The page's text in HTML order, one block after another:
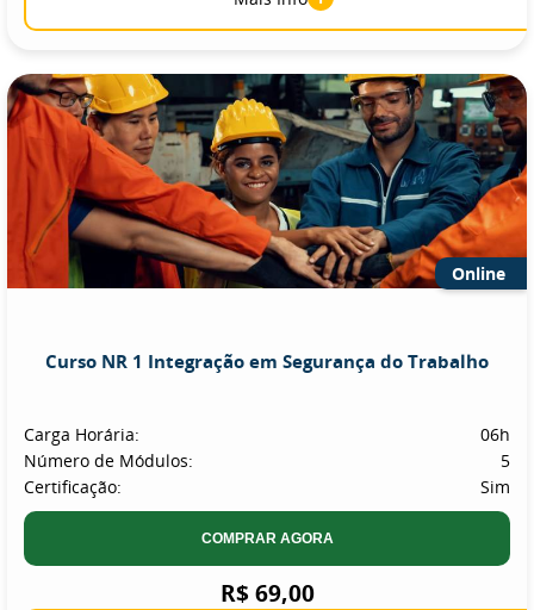
Online
Curso NR 1 Integração em Segurança do Trabalho
Carga Horária:
06h
Número de Módulos:
5
Certificação:
Sim
COMPRAR AGORA
R$ 69,00